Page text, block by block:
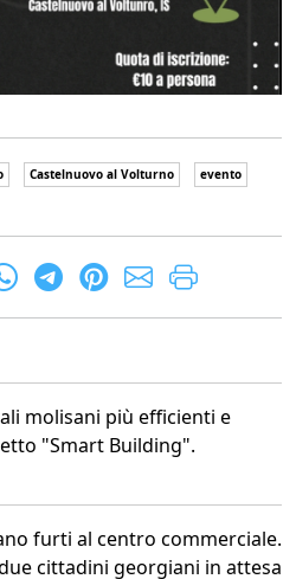
Castelnuovo al Volturno
evento
molisani più efficienti e
"Smart Building".
furti al centro commerciale.
cittadini georgiani in attesa